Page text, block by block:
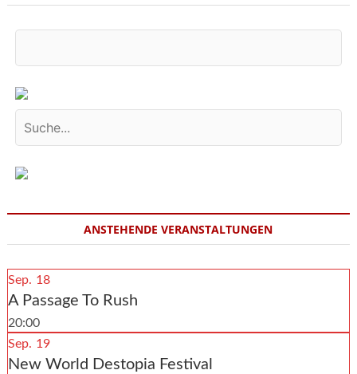
ANSTEHENDE VERANSTALTUNGEN
Sep. 18
A Passage To Rush
20:00
Sep. 19
New World Destopia Festival